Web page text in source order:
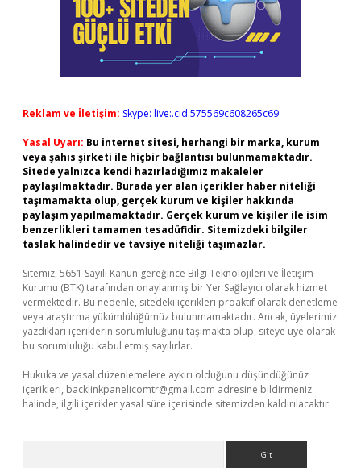
Reklam ve İletişim: Skype: live:.cid.575569c608265c69
Yasal Uyarı: Bu internet sitesi, herhangi bir marka, kurum
veya şahıs şirketi ile hiçbir bağlantısı bulunmamaktadır.
Sitede yalnızca kendi hazırladığımız makaleler
paylaşılmaktadır. Burada yer alan içerikler haber niteliği
taşımamakta olup, gerçek kurum ve kişiler hakkında
paylaşım yapılmamaktadır. Gerçek kurum ve kişiler ile isim
benzerlikleri tamamen tesadüfidir. Sitemizdeki bilgiler
taslak halindedir ve tavsiye niteliği taşımazlar.
Sitemiz, 5651 Sayılı Kanun gereğince Bilgi Teknolojileri ve İletişim
Kurumu (BTK) tarafından onaylanmış bir Yer Sağlayıcı olarak hizmet
vermektedir. Bu nedenle, sitedeki içerikleri proaktif olarak denetleme
veya araştırma yükümlülüğümüz bulunmamaktadır. Ancak, üyelerimiz
yazdıkları içeriklerin sorumluluğunu taşımakta olup, siteye üye olarak
bu sorumluluğu kabul etmiş sayılırlar.
Hukuka ve yasal düzenlemelere aykırı olduğunu düşündüğünüz
içerikleri, backlinkpanelicomtr@gmail.com adresine bildirmeniz
halinde, ilgili içerikler yasal süre içerisinde sitemizden kaldırılacaktır.